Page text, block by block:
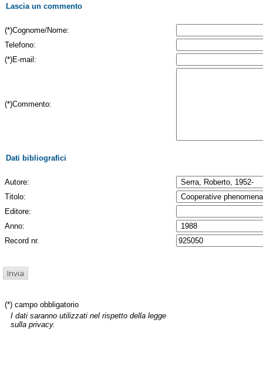
Lascia un commento
(*)Cognome/Nome:
Telefono:
(*)E-mail:
(*)Commento:
Dati bibliografici
Autore:
Titolo:
Editore:
Anno:
Record nr.
(*) campo obbligatorio
I dati saranno utilizzati nel rispetto della legge
sulla privacy.